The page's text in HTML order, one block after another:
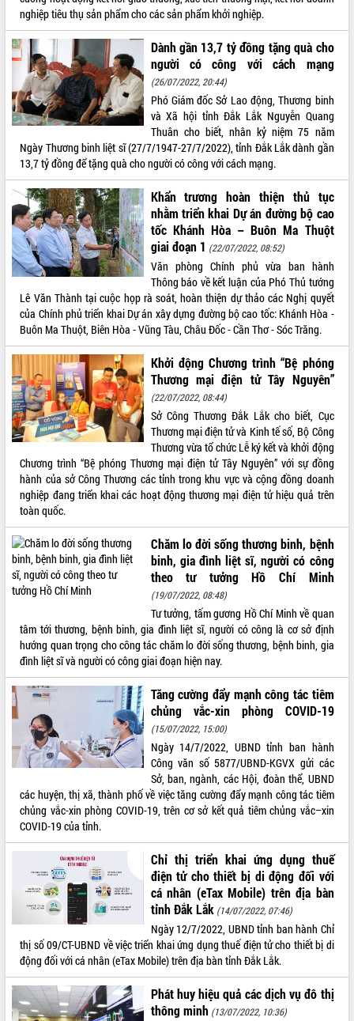
VIDEO
Không có file video nào để phát.
ALBUM ẢNH
LIÊN KẾT WEB
THỐNG KÊ TRUY CẬP
Tất cả: 66106810
nghiệp tiêu thụ sản phẩm cho các sản phẩm khởi nghiệp.
Dành gần 13,7 tỷ đồng tặng quà cho
người có công với cách mạng
(26/07/2022, 20:44)
Phó Giám đốc Sở Lao động, Thương binh
và Xã hội tỉnh Đắk Lắk Nguyễn Quang
Thuân cho biết, nhân kỷ niệm 75 năm
Ngày Thương binh liệt sĩ (27/7/1947-27/7/2022), tỉnh Đắk Lắk dành gần
13,7 tỷ đồng để tặng quà cho người có công với cách mạng.
Khẩn trương hoàn thiện thủ tục
nhằm triển khai Dự án đường bộ cao
tốc Khánh Hòa – Buôn Ma Thuột
giai đoạn 1 (22/07/2022, 08:52)
Văn phòng Chính phủ vừa ban hành
Thông báo về kết luận của Phó Thủ tướng
Lê Văn Thành tại cuộc họp rà soát, hoàn thiện dự thảo các Nghị quyết
của Chính phủ triển khai Dự án xây dựng đường bộ cao tốc: Khánh Hòa -
Buôn Ma Thuột, Biên Hòa - Vũng Tàu, Châu Đốc - Cần Thơ - Sóc Trăng.
Khởi động Chương trình “Bệ phóng
Thương mại điện tử Tây Nguyên”
(22/07/2022, 08:44)
Sở Công Thương Đắk Lắk cho biết, Cục
Thương mại điện tử và Kinh tế số, Bộ Công
Thương vừa tổ chức Lễ ký kết và khởi động
Chương trình “Bệ phóng Thương mại điện tử Tây Nguyên” với sự đồng
hành của sở Công Thương các tỉnh trong khu vực và cộng đồng doanh
nghiệp đang triển khai các hoạt động thương mại điện tử hiệu quả trên
toàn quốc.
Chăm lo đời sống thương binh, bệnh
binh, gia đình liệt sĩ, người có công
theo tư tưởng Hồ Chí Minh
(19/07/2022, 08:48)
Tư tưởng, tấm gương Hồ Chí Minh về quan
tâm tới thương, bệnh binh, gia đình liệt sĩ, người có công là cơ sở định
hướng quan trọng cho công tác chăm lo đời sống thương, bệnh binh, gia
đình liệt sĩ và người có công giai đoạn hiện nay.
Tăng cường đẩy mạnh công tác tiêm
chủng vắc-xin phòng COVID-19
(15/07/2022, 15:00)
Ngày 14/7/2022, UBND tỉnh ban hành
Công văn số 5877/UBND-KGVX gửi các
Sở, ban, ngành, các Hội, đoàn thể, UBND
các huyện, thị xã, thành phố về việc tăng cường đẩy mạnh công tác tiêm
chủng vắc-xin phòng COVID-19, trên cơ sở kết quả tiêm chủng vắc–xin
COVID-19 của tỉnh.
Chỉ thị triển khai ứng dụng thuế
điện tử cho thiết bị di động đối với
cá nhân (eTax Mobile) trên địa bàn
tỉnh Đắk Lắk (14/07/2022, 07:46)
Ngày 12/7/2022, UBND tỉnh ban hành Chỉ
thị số 09/CT-UBND về việc triển khai ứng dụng thuế điện tử cho thiết bị di
động đối với cá nhân (eTax Mobile) trên địa bàn tỉnh Đắk Lắk.
Phát huy hiệu quả các dịch vụ đô thị
thông minh (13/07/2022, 10:36)